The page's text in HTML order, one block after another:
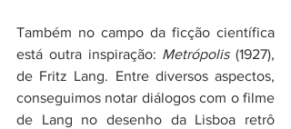
Também no campo da ficção científica
está outra inspiração: Metrópolis (1927),
de Fritz Lang. Entre diversos aspectos,
conseguimos notar diálogos com o filme
de Lang no desenho da Lisboa retrô